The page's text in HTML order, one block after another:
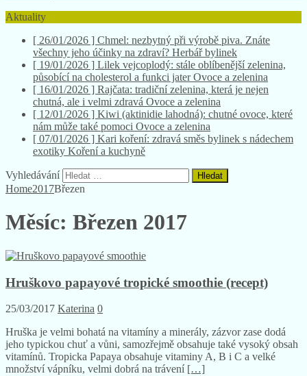
Aktuality
[ 26/01/2026 ] Chmel: nezbytný při výrobě piva. Znáte
všechny jeho účinky na zdraví? Herbář bylinek
[ 19/01/2026 ] Lilek vejcoplodý: stále oblíbenější zelenina,
působící na cholesterol a funkci jaterOvoce a zelenina
[ 16/01/2026 ] Rajčata: tradiční zelenina, která je nejen
chutná, ale i velmi zdravá Ovoce a zelenina
[ 12/01/2026 ] Kiwi (aktinidie lahodná): chutné ovoce, které
nám může také pomoci Ovoce a zelenina
[ 07/01/2026 ] Kari koření: zdravá směs bylinek s nádechem
exotiky Koření a kuchyně
Vyhledávání
Home2017Březen
Měsíc: Březen 2017
Hruškovo papayové tropické smoothie (recept)
25/03/2017 Katerina 0
Hruška je velmi bohatá na vitamíny a minerály, zázvor zase dodá
jeho typickou chuť a vůni, samozřejmě obsahuje také vysoký obsah
vitamínů. Tropicka Papaya obsahuje vitaminy A, B i C a velké
množství vápníku, velmi dobrá na trávení […]